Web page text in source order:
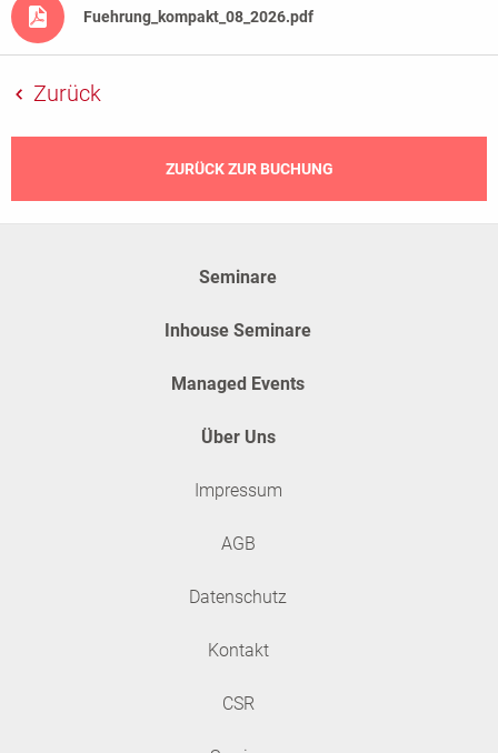
Weitere Teilnehmer
Teilnehmer
E-Mail Adresse für Rechnung
Fuehrung_kompakt_08_2026.pdf
Zurück
ZURÜCK ZUR BUCHUNG
Seminare
Inhouse Seminare
Managed Events
Über Uns
Impressum
AGB
Datenschutz
Kontakt
CSR